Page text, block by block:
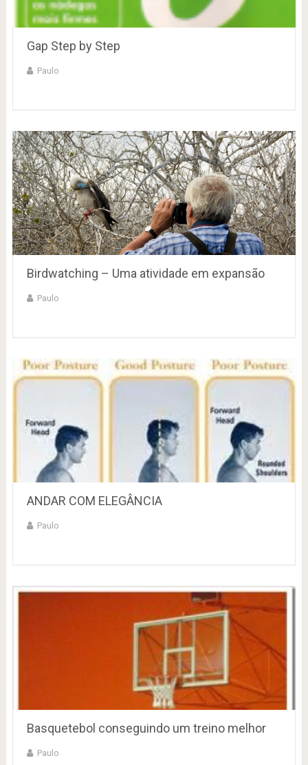
Gap Step by Step
Paulo
Birdwatching – Uma atividade em expansão
Paulo
ANDAR COM ELEGÂNCIA
Paulo
Basquetebol conseguindo um treino melhor
Paulo